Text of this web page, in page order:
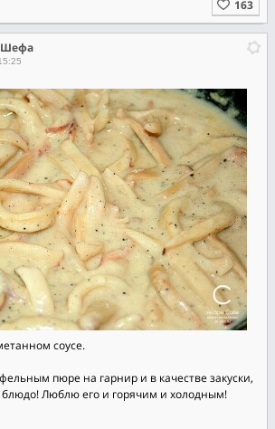
Шефа
соусе.
пюре на гарнир и в качестве закуски,
блюдо! Люблю его и горячим и холодным!